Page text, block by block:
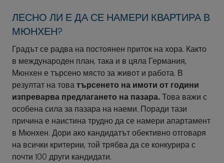
ЛЕСНО ЛИ Е ДА СЕ НАМЕРИ КВАРТИРА В
МЮНХЕН?
Градът се радва на постоянен приток на хора. Както
в международен план, така и в цяла Германия,
Мюнхен е търсено място за живот и работа. В
резултат на товатърсенето на имоти от години
изпреварва предлагането на пазара.Това важи с
особена сила за пазара на наеми. Поради тази
причина е наистина трудно да се намери апартамент
в Мюнхен. Дори ако кандидатът обективно отговаря
на всички критерии, той трябва да се конкурира с
почти 100 други кандидати.